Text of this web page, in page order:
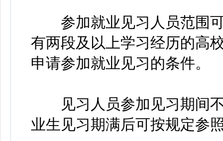
参加就业见习人员范围可
有两段及以上学习经历的高
申请参加就业见习的条件。
见习人员参加见习期间不
业生见习期满后可按规定参